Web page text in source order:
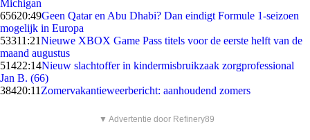
Michigan
65620:49Geen Qatar en Abu Dhabi? Dan eindigt Formule 1-seizoen
mogelijk in Europa
53311:21Nieuwe XBOX Game Pass titels voor de eerste helft van de
maand augustus
51422:14Nieuw slachtoffer in kindermisbruikzaak zorgprofessional
Jan B. (66)
38420:11 Zomervakantieweerbericht: aanhoudend zomers
▼ Advertentie door Refinery89